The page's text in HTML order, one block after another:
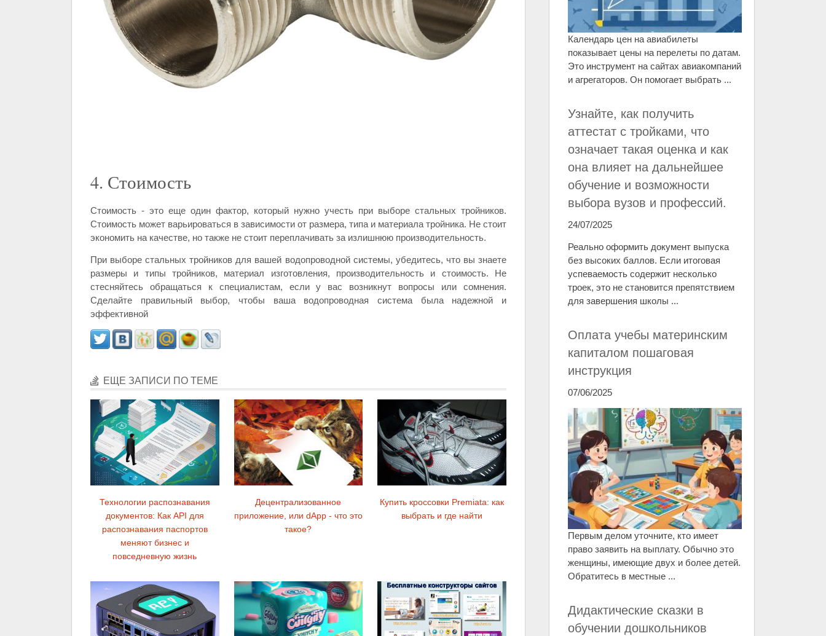
4. Стоимость
Стоимость - это еще один фактор, который нужно учесть при выборе стальных тройников.
Стоимость может варьироваться в зависимости от размера, типа и материала тройника. Не стоит
экономить на качестве, но также не стоит переплачивать за излишнюю производительность.
При выборе стальных тройников для вашей водопроводной системы, убедитесь, что вы знаете
размеры и типы тройников, материал изготовления, производительность и стоимость. Не
стесняйтесь обращаться к специалистам, если у вас возникнут вопросы или сомнения.
Сделайте правильный выбор, чтобы ваша водопроводная система была надежной и
эффективной
ЕЩЕ ЗАПИСИ ПО ТЕМЕ
Технологии распознавания
документов: Как API для
распознавания паспортов
меняют бизнес и
повседневную жизнь
Децентрализованное
приложение, или dApp - что это
такое?
Купить кроссовки Premiata: как
выбрать и где найти
Календарь цен на авиабилеты
показывает цены на перелеты по датам.
Это инструмент на сайтах авиакомпаний
и агрегаторов. Он помогает выбрать ...
Узнайте, как получить
аттестат с тройками, что
означает такая оценка и как
она влияет на дальнейшее
обучение и возможности
выбора вузов и профессий.
24/07/2025
Реально оформить документ выпуска
без высоких баллов. Если итоговая
успеваемость содержит несколько
троек, это не становится препятствием
для завершения школы ...
Оплата учебы материнским
капиталом пошаговая
инструкция
07/06/2025
Первым делом уточните, кто имеет
право заявить на выплату. Обычно это
женщины, имеющие двух и более детей.
Обратитесь в местные ...
Дидактические сказки в
обучении дошкольников